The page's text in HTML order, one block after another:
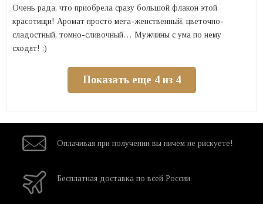
Очень рада, что приобрела сразу большой флакон этой
красотищи! Аромат просто мега-женственный, цветочно-
сладостный, томно-сливочный… Мужчины с ума по нему
сходят! :)
Показать еще 4 из 4
Оплачивая при получении вы ничем не рискуете!
Бесплатная доставка по всей России